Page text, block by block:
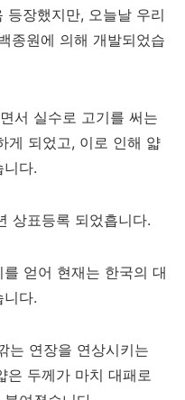
장했지만, 오늘날 우리
종원에 의해 개발되었습
서 실수로 고기를 써는
게 되었고, 이로 인해 얇
니다.
상표등록 되었흡니다.
얻어 현재는 한국의 대
다.
는 연장을 연상시키는
은 두께가 마치 대패로